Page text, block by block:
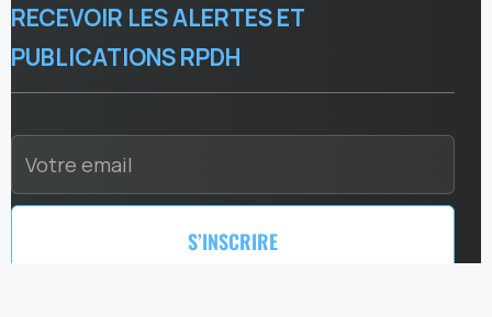
RECEVOIR LES ALERTES ET
PUBLICATIONS RPDH
S’INSCRIRE